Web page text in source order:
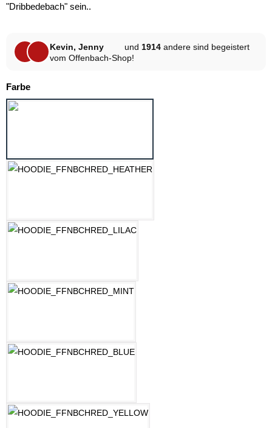
"Dribbedebach" sein..
Kevin, Jenny und 1914 andere sind begeistert
vom Offenbach-Shop!
Farbeauswählen